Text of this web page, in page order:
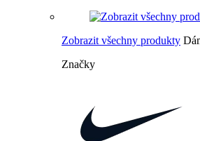
Zobrazit všechny produkty
Značky